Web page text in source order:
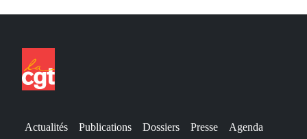
Actualités Publications Dossiers Presse
Agenda